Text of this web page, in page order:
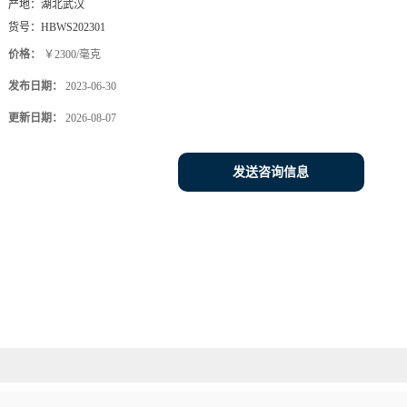
产地： 湖北武汉
货号： HBWS202301
价格： ￥2300/毫克
发布日期： 2023-06-30
更新日期： 2026-08-07
发送咨询信息